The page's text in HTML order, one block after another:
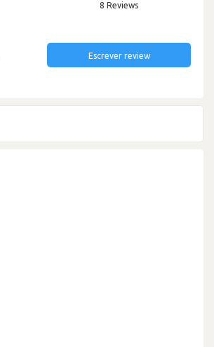
8 Reviews
Escrever review